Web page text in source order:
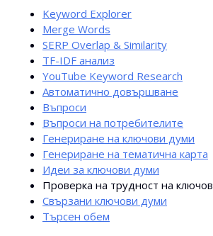
Keyword Explorer
Merge Words
SERP Overlap & Similarity
TF-IDF анализ
YouTube Keyword Research
Автоматично довършване
Въпроси
Въпроси на потребителите
Генериране на ключови думи
Генериране на тематична карта
Идеи за ключови думи
Проверка на трудност на
Свързани ключови думи
Търсен обем